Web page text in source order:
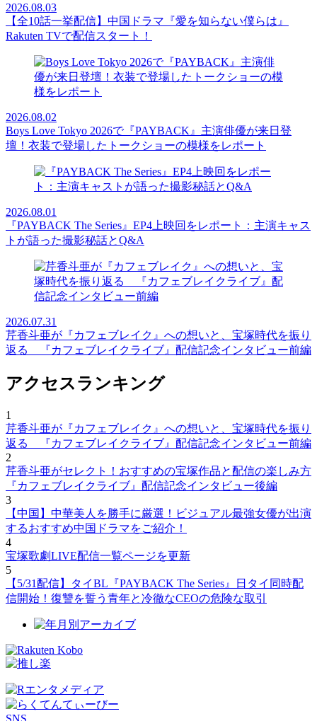
2026.08.03
【全10話一挙配信】中国ドラマ『愛を知らない僕らは』
Rakuten TVで配信スタート！
2026.08.02
Boys Love Tokyo 2026で『PAYBACK』主演俳優が来日登
壇！衣装で登場したトークショーの模様をレポート
2026.08.01
『PAYBACK The Series』EP4上映回をレポート：主演キャス
トが語った撮影秘話とQ&A
2026.07.31
芹香斗亜が『カフェブレイク』への想いと、宝塚時代を振り
返る 『カフェブレイクライブ』配信記念インタビュー前編
アクセスランキング
1
芹香斗亜が『カフェブレイク』への想いと、宝塚時代を振り
返る 『カフェブレイクライブ』配信記念インタビュー前編
2
芹香斗亜がセレクト！おすすめの宝塚作品と配信の楽しみ方
『カフェブレイクライブ』配信記念インタビュー後編
3
【中国】中華美人を勝手に厳選！ビジュアル最強女優が出演
するおすすめ中国ドラマをご紹介！
4
宝塚歌劇LIVE配信一覧ページを更新
5
【5/31配信】タイBL『PAYBACK The Series』日タイ同時配
信開始！復讐を誓う青年と冷徹なCEOの危険な取引
SNS